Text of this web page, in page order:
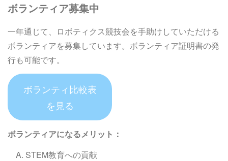
ボランティア募集中
一年通じて、ロボティクス競技会を手助けしていただける
ボランティアを募集しています。ボランティア証明書の発
行も可能です。
ボランティ比較表
を見る
ボランティアになるメリット：
A. STEM教育への貢献